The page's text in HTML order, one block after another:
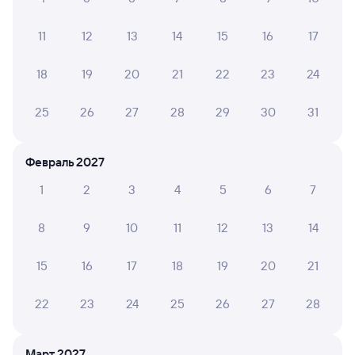
из Адлера
в Москву Киевскую
Дни следования ближайшие: 4, 6, 8 октября Маршрут
Плацкарт Купе
Даже если сейчас нет мест
Искать билеты
11 12 13 14 15 16 17
18 19 20 21 22 23 24
25 26 27 28 29 30 31
Февраль 2027
1
2 3 4 5 6 7
8 9 10 11 12 13 14
15 16 17 18 19 20 21
22 23 24 25 26 27 28